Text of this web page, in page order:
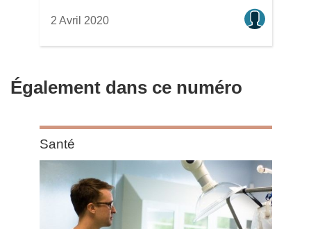
2 Avril 2020
Également dans ce numéro
Category:
Santé
Santé